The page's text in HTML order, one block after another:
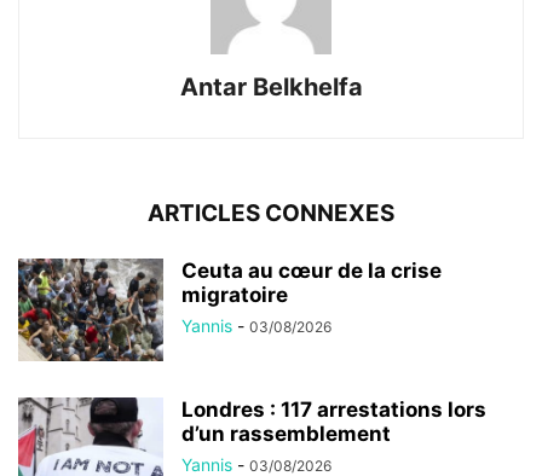
Antar Belkhelfa
ARTICLES CONNEXES
Ceuta au cœur de la crise
migratoire
Yannis - 03/08/2026
Londres : 117 arrestations lors
d’un rassemblement
Yannis - 03/08/2026